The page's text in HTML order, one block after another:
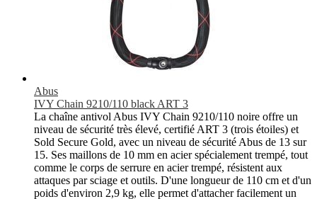
Abus
IVY Chain 9210/110 black ART 3
La chaîne antivol Abus IVY Chain 9210/110 noire offre un
niveau de sécurité très élevé, certifié ART 3 (trois étoiles) et
Sold Secure Gold, avec un niveau de sécurité Abus de 13 sur
15. Ses maillons de 10 mm en acier spécialement trempé, tout
comme le corps de serrure en acier trempé, résistent aux
attaques par sciage et outils. D'une longueur de 110 cm et d'un
poids d'environ 2,9 kg, elle permet d'attacher facilement un